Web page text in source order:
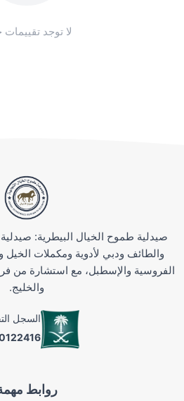
لا توجد تقييمات
روابط
صيدلية طموح الخيال البيطرية:
والطائف ودبي لأدوية ومكملات الخيل
الفروسية والإسطبل، مع استشارة من
والخليج.
السجل